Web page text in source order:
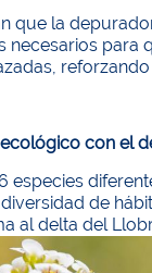
que la
para
con el
especies
de
al delta del